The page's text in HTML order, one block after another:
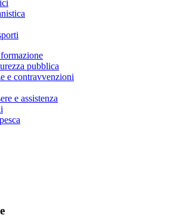
pubblica
e contravvenzioni
e assistenza